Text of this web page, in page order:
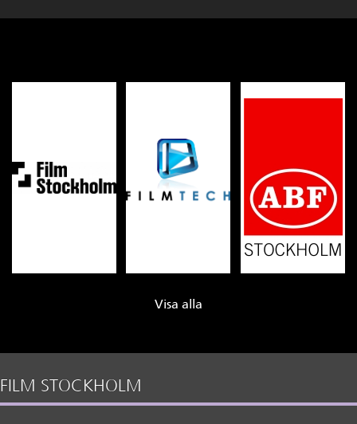
Visa alla
FILM STOCKHOLM